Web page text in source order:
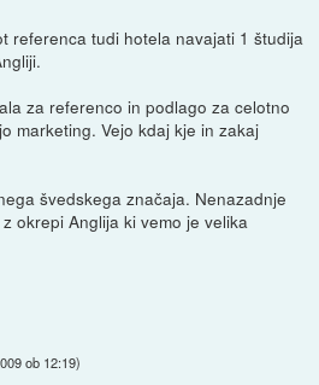
referenca tudi hotela navajati 1 študija
za referenco in podlago za celotno
marketing. Vejo kdaj kje in zakaj
švedskega značaja. Nenazadnje
okrepi Anglija ki vemo je velika
ob 12:19)